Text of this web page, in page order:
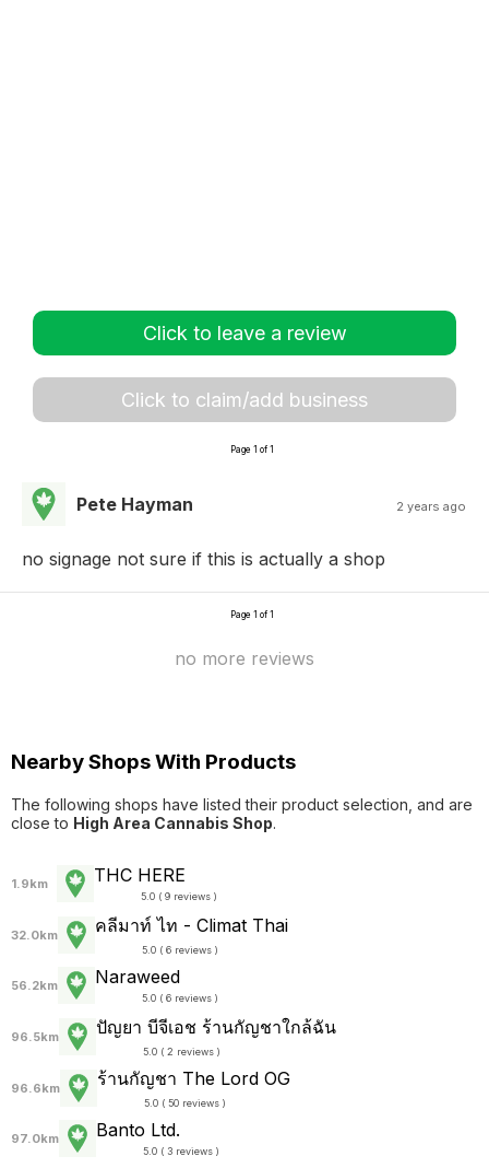
Click to leave a review
Click to claim/add business
Page 1 of 1
Pete Hayman 2 years ago
no signage not sure if this is actually a shop
Page 1 of 1
no more reviews
Nearby Shops With Products
The following shops have listed their product selection, and are
close to High Area Cannabis Shop.
1.9km THC HERE
5.0 ( 9 reviews )
32.0km คลีมาท์ ไท - Climat Thai
5.0 ( 6 reviews )
56.2km Naraweed
5.0 ( 6 reviews )
96.5km ปัญยา บีจีเอช ร้านกัญชาใกล้ฉัน
5.0 ( 2 reviews )
96.6km ร้านกัญชา The Lord OG
5.0 ( 50 reviews )
97.0km Banto Ltd.
5.0 ( 3 reviews )